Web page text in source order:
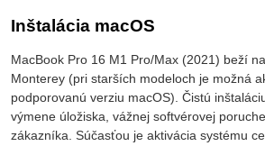
Inštalácia macOS
MacBook Pro 16 M1 Pro/Max (2021) beží
Monterey (pri starších modeloch je možná
podporovanú verziu macOS). Čistú
výmene úložiska, vážnej softvérovej
zákazníka. Súčasťou je aktivácia systému